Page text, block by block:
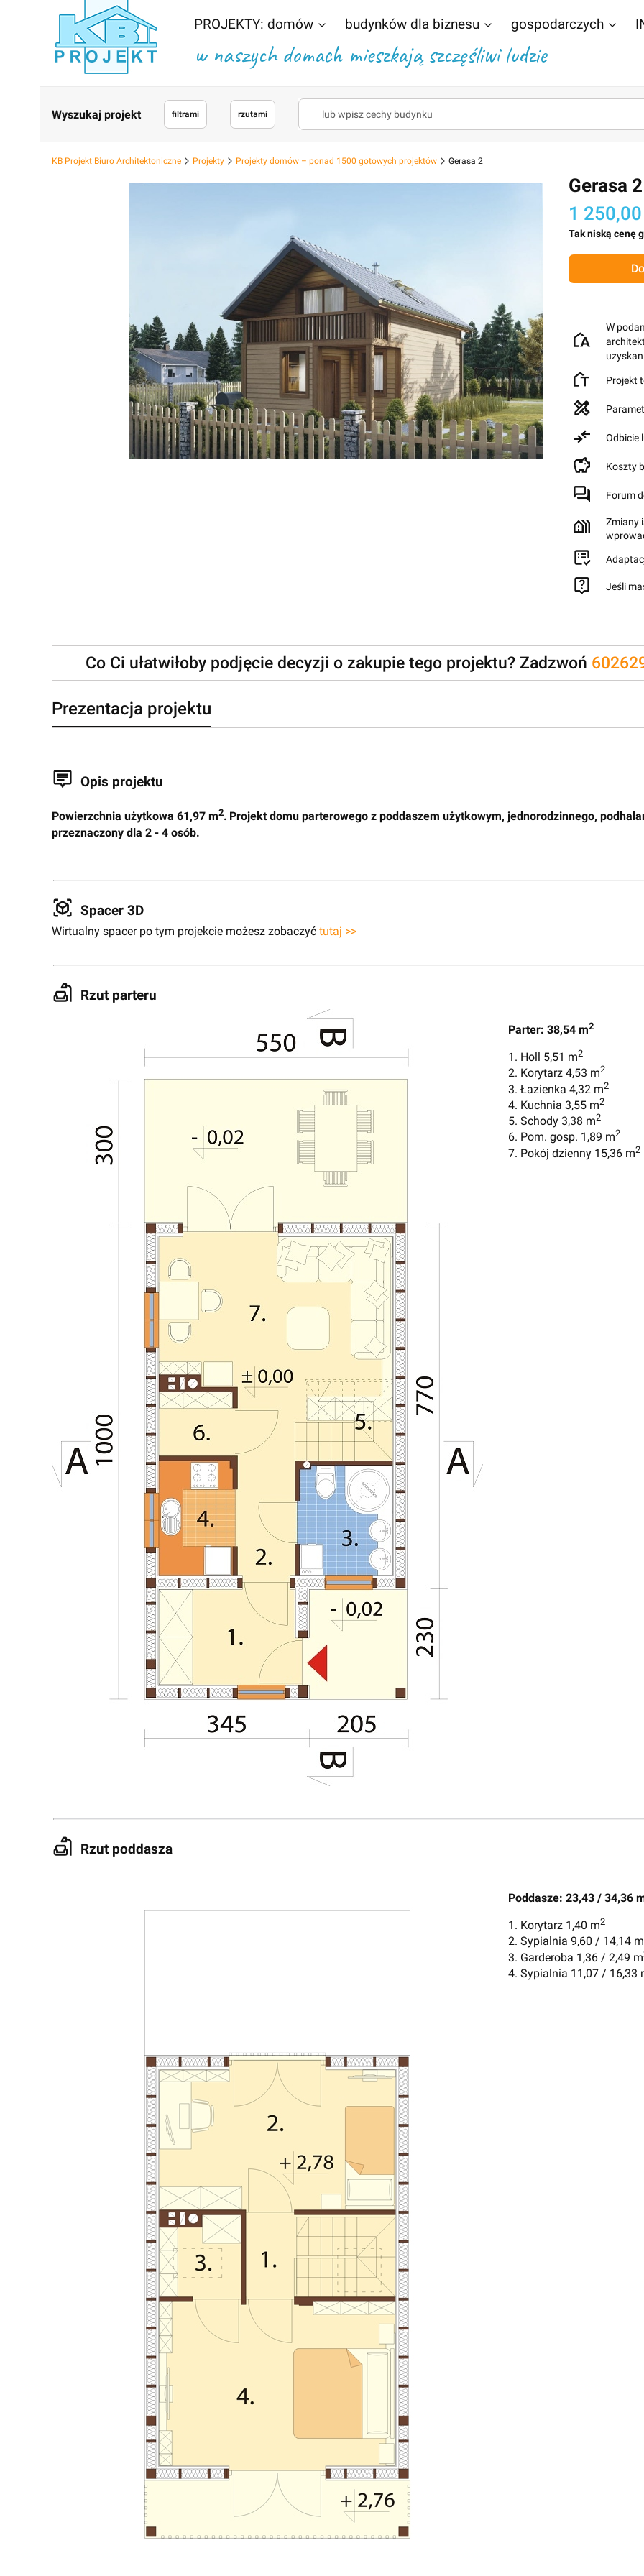
PROJEKTY: domów budynków dla biznesu gospodarczych
w naszych domach mieszkają szczęśliwi ludzie
Wyszukaj projekt filtrami rzutami
KB Projekt Biuro Architektoniczne Projekty Projekty domów – ponad 1500 gotowych projektów Gerasa 2
Gerasa 2
1 250,00
Tak niską cenę
W
Projekt
Odbicie
Koszty
Forum
Zmiany
Jeśli
Co Ci ułatwiłoby podjęcie decyzji o zakupie tego projektu? Zadzwoń
Prezentacja projektu
Opis projektu
Powierzchnia użytkowa 61,97 m2. Projekt domu parterowego z poddaszem użytkowym, jednorodzinnego,
przeznaczony dla 2 - 4 osób.
Spacer 3D
Wirtualny spacer po tym projekcie możesz zobaczyć tutaj >>
Rzut parteru
Parter: 38,54 m2
1. Holl 5,51 m2
2. Korytarz 4,53 m2
3. Łazienka 4,32 m2
4. Kuchnia 3,55 m2
5. Schody 3,38 m2
6. Pom. gosp. 1,89 m2
7. Pokój dzienny 15,36 m2
Rzut poddasza
Poddasze: 23,43 / 34,36
1. Korytarz 1,40 m2
2. Sypialnia 9,60 / 14,14 m
3. Garderoba 1,36 / 2,49 m
4. Sypialnia 11,07 / 16,33